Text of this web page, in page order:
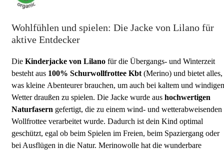
Wohlfühlen und spielen: Die Jacke von Lilano für
aktive Entdecker
Die Kinderjacke von Lilano für die Übergangs- und Winterzeit
besteht aus 100% Schurwollfrottee Kbt (Merino) und bietet alles,
was kleine Abenteurer brauchen, um auch bei kaltem und
Wetter draußen zu spielen. Die Jacke wurde aus hochwertigen
Naturfasern gefertigt, die zu einem wind- und wetterabweisenden
Wollfrottee verarbeitet wurde. Dadurch ist dein Kind optimal
geschützt, egal ob beim Spielen im Freien, beim Spaziergang oder
bei Ausflügen in die Natur. Merinowolle hat die wunderbare